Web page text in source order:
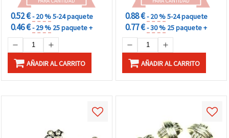
0.52 €- 20 %5-24 paquete
0.46 €- 29 % 25 paquete +
AÑADIR AL CARRITO
0.88 €- 20 %5-24 paquete
0.77 €- 30 % 25 paquete +
AÑADIR AL CARRITO